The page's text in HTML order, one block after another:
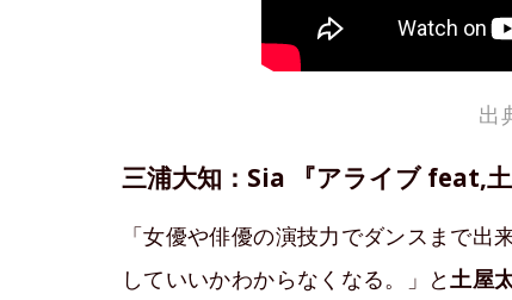
出
三浦大知：Sia 『アライブfeat,土
「女優や俳優の演技力でダンスまで
していいかわからなくなる。」と土屋